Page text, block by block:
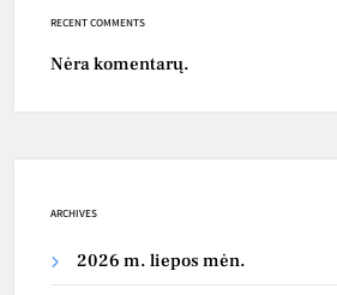
RECENT COMMENTS
Nėra komentarų.
ARCHIVES
2026 m. liepos mėn.